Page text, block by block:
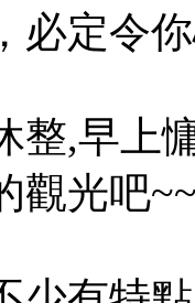
必定令
整,早上
觀光吧